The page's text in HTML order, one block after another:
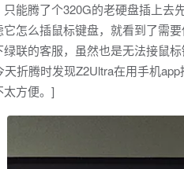
腾了个320G的老硬盘插上去
怎么插鼠标键盘，就看到了需
联的客服，虽然也是无法接鼠
天折腾时发现Z2Ultra在用手机
太方便。]